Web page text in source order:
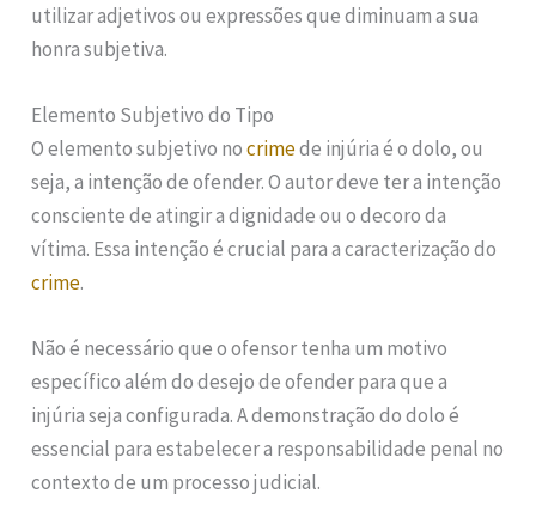
utilizar adjetivos ou expressões que diminuam a sua
honra subjetiva.
Elemento Subjetivo do Tipo
O elemento subjetivo nocrimede injúria é o dolo, ou
seja, a intenção de ofender. O autor deve ter a intenção
consciente de atingir a dignidade ou o decoro da
vítima. Essa intenção é crucial para a caracterização do
crime.
Não é necessário que o ofensor tenha um motivo
específico além do desejo de ofender para que a
injúria seja configurada. A demonstração do dolo é
essencial para estabelecer a responsabilidade penal no
contexto de um processo judicial.